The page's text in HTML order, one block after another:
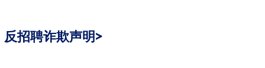
反招聘诈欺声明>